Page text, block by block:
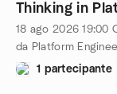
Thinking in
18 ago 2026 19:00
da Platform
1 partecipante